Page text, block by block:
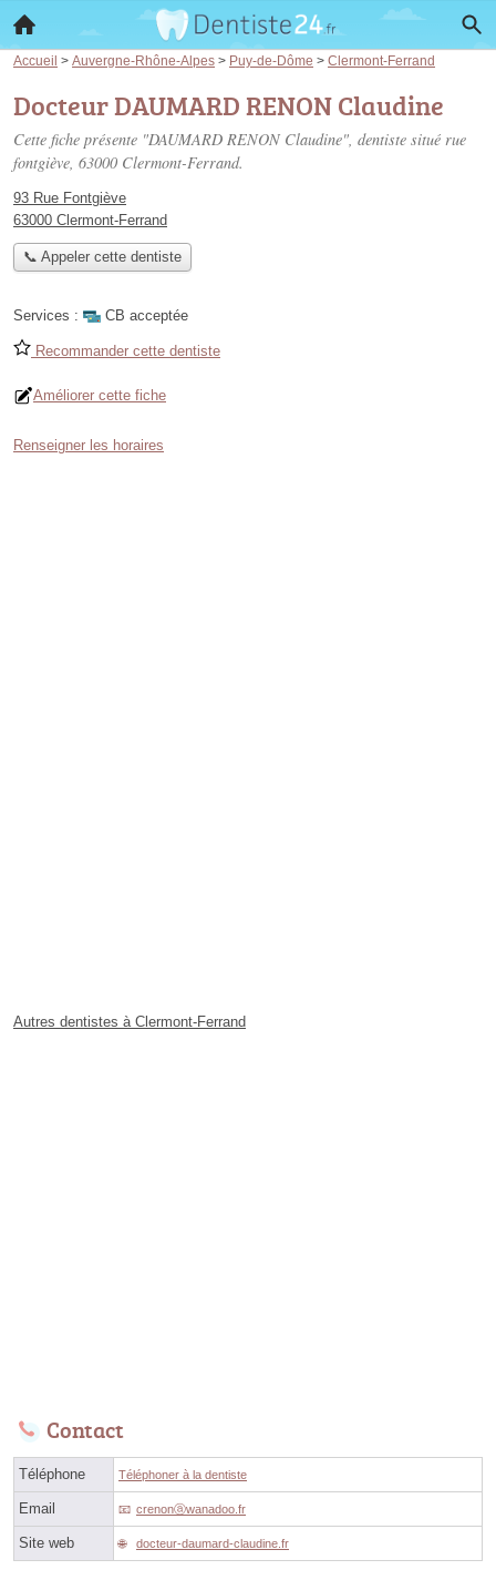
Accueil > Auvergne-Rhône-Alpes > Puy-de-Dôme > Clermont-Ferrand
Docteur DAUMARD RENON Claudine
Cette fiche présente "DAUMARD RENON Claudine", dentiste situé rue
fontgiève, 63000 Clermont-Ferrand.
93 Rue Fontgiève
63000 Clermont-Ferrand
📞 Appeler cette dentiste
Services : CB acceptée
Recommander cette dentiste
Améliorer cette fiche
Renseigner les horaires
Autres dentistes à Clermont-Ferrand
Contact
Téléphone Téléphoner à la dentiste
Email crenonⓐwanadoo.fr
Site web docteur-daumard-claudine.fr